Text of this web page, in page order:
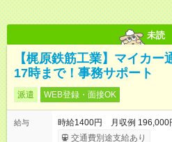
未読
【梶原鉄筋工業】マイカー
17時まで！事務サポート
派遣 WEB登録・面接OK
給与
時給1400円 月収例 196,000
交通費別途支給あり